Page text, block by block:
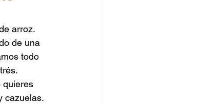
arroz.
de una
todo
quieres
cazuelas.